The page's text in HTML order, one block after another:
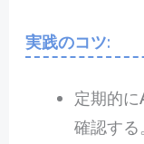
実践のコツ:
定期的
確認する。